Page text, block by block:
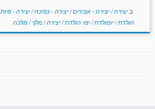
ב יצירה/יצירה - אבירים/יצירה - נסיכה/יצירה - פיות
הולדת/יומולדת/ימי הולדת/יצירה/מלך/מלכה